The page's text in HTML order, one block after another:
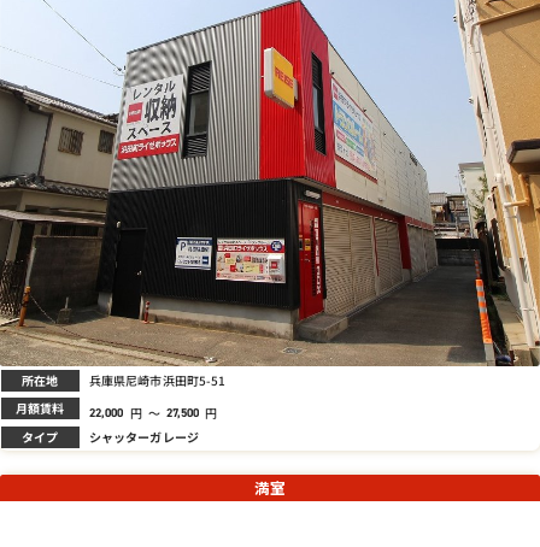
所在地 兵庫県尼崎市浜田町5-51
月額賃料 22,000 円 ～ 27,500 円
タイプ シャッターガレージ
満室